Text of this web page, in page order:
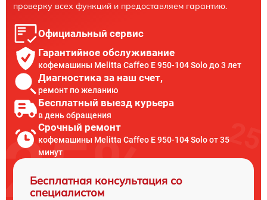
проверку всех функций и предоставляем гарантию.
Официальный сервис
Гарантийное обслуживание
кофемашины Melitta Caffeo E 950-104 Solo до 3 лет
Диагностика за наш счет,
ремонт по желанию
Бесплатный выезд курьера
в день обращения
Срочный ремонт
кофемашины Melitta Caffeo E 950-104 Solo от 35
минут
Бесплатная консультация со
специалистом